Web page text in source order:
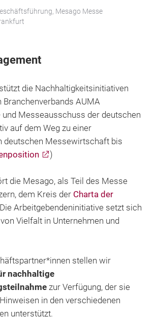
Mesago Messe
die Nachhaltigkeitsinitiativen
Branchenverbands AUMA
und Messeausschuss der deutschen
auf dem Weg zu einer
deutschen Messewirtschaft bis
)
die Mesago, als Teil des Messe
dem Kreis der Charta der
Arbeitgebendeninitiative setzt sich
Vielfalt in Unternehmen und
stellen wir
nachhaltige
zur Verfügung, der sie
in den verschiedenen
unterstützt.